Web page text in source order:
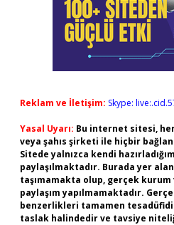
Reklam ve İletişim: Skype:
Yasal Uyarı: Bu internet sitesi,
veya şahıs şirketi ile hiçbir
Sitede yalnızca kendi
paylaşılmaktadır. Burada yer
taşımamakta olup, gerçek kurum
paylaşım yapılmamaktadır.
benzerlikleri tamamen
taslak halindedir ve tavsiye